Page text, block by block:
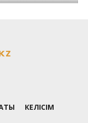
КЕЛІСІМ